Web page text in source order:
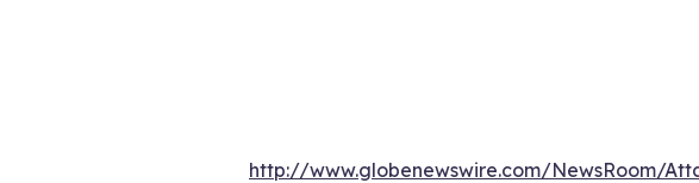
http://www.globenewswire.com/NewsRoom/